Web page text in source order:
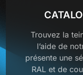
Trouvez la
l’aide de
présente une
RAL et de